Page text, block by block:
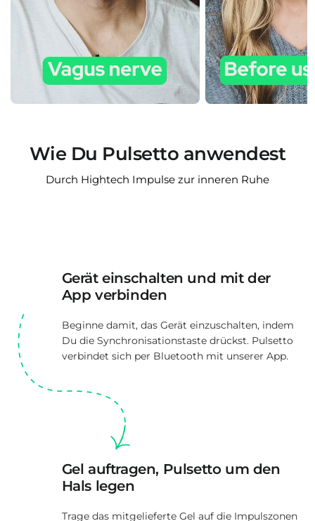
Wie Du Pulsetto anwendest
Durch Hightech Impulse zur inneren Ruhe
Gerät einschalten und mit der
App verbinden
Beginne damit, das Gerät einzuschalten, indem
Du die Synchronisationstaste drückst. Pulsetto
verbindet sich per Bluetooth mit unserer App.
Gel auftragen, Pulsetto um den
Hals legen
Trage das mitgelieferte Gel auf die Impulszonen